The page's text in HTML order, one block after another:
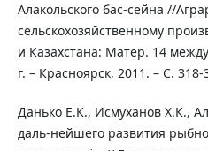
Алакольского бас-сейна //
сельскохозяйственному
и Казахстана: Матер. 14
г. – Красноярск, 2011. – С. 318-
Данько Е.К., Исмуханов Х.К.,
даль-нейшего развития